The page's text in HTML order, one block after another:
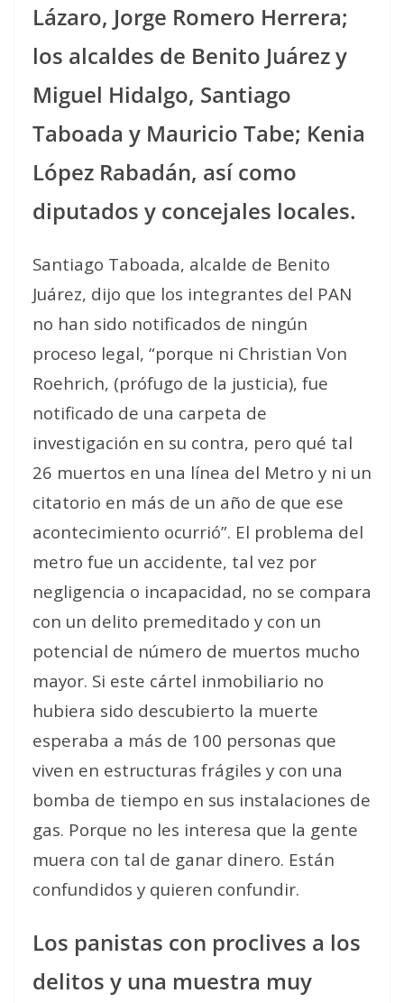
Lázaro, Jorge Romero Herrera;
los alcaldes de Benito Juárez y
Miguel Hidalgo, Santiago
Taboada y Mauricio Tabe; Kenia
López Rabadán, así como
diputados y concejales locales.
Santiago Taboada, alcalde de Benito
Juárez, dijo que los integrantes del PAN
no han sido notificados de ningún
proceso legal, “porque ni Christian Von
Roehrich, (prófugo de la justicia), fue
notificado de una carpeta de
investigación en su contra, pero qué tal
26 muertos en una línea del Metro y ni un
citatorio en más de un año de que ese
acontecimiento ocurrió”. El problema del
metro fue un accidente, tal vez por
negligencia o incapacidad, no se compara
con un delito premeditado y con un
potencial de número de muertos mucho
mayor. Si este cártel inmobiliario no
hubiera sido descubierto la muerte
esperaba a más de 100 personas que
viven en estructuras frágiles y con una
bomba de tiempo en sus instalaciones de
gas. Porque no les interesa que la gente
muera con tal de ganar dinero. Están
confundidos y quieren confundir.
Los panistas con proclives a los
delitos y una muestra muy